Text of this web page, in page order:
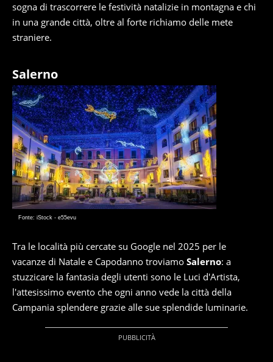
sogna di trascorrere le festività natalizie in montagna e chi
in una grande città, oltre al forte richiamo delle mete
straniere.
Salerno
Fonte: iStock - e55evu
Tra le località più cercate su Google nel 2025 per le
vacanze di Natale e Capodanno troviamo Salerno: a
stuzzicare la fantasia degli utenti sono le Luci d'Artista,
l'attesissimo evento che ogni anno vede la città della
Campania splendere grazie alle sue splendide luminarie.